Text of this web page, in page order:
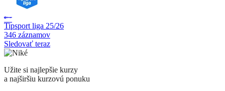
Tipsport liga 25/26
346 záznamov
Sledovať teraz
Užite si najlepšie kurzy
a najširšiu kurzovú ponuku